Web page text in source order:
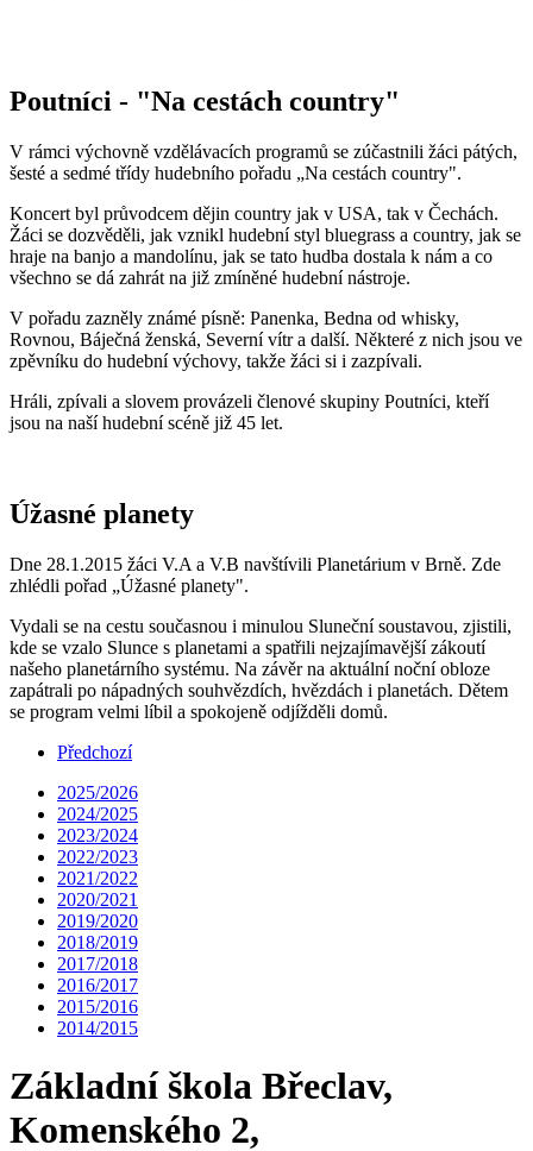
Poutníci - "Na cestách country"
V rámci výchovně vzdělávacích programů se zúčastnili žáci pátých,
šesté a sedmé třídy hudebního pořadu „Na cestách country".
Koncert byl průvodcem dějin country jak v USA, tak v Čechách.
Žáci se dozvěděli, jak vznikl hudební styl bluegrass a country, jak se
hraje na banjo a mandolínu, jak se tato hudba dostala k nám a co
všechno se dá zahrát na již zmíněné hudební nástroje.
V pořadu zazněly známé písně: Panenka, Bedna od whisky,
Rovnou, Báječná ženská, Severní vítr a další. Některé z nich jsou ve
zpěvníku do hudební výchovy, takže žáci si i zazpívali.
Hráli, zpívali a slovem provázeli členové skupiny Poutníci, kteří
jsou na naší hudební scéně již 45 let.
Úžasné planety
Dne 28.1.2015 žáci V.A a V.B navštívili Planetárium v Brně. Zde
zhlédli pořad „Úžasné planety".
Vydali se na cestu současnou i minulou Sluneční soustavou, zjistili,
kde se vzalo Slunce s planetami a spatřili nejzajímavější zákoutí
našeho planetárního systému. Na závěr na aktuální noční obloze
zapátrali po nápadných souhvězdích, hvězdách i planetách. Dětem
se program velmi líbil a spokojeně odjížděli domů.
Předchozí
2025/2026
2024/2025
2023/2024
2022/2023
2021/2022
2020/2021
2019/2020
2018/2019
2017/2018
2016/2017
2015/2016
2014/2015
Základní škola Břeclav,
Komenského 2,